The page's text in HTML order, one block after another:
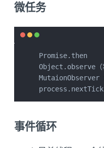
微任务
Promise.then
Object.observe（
MutaionObserver（
事件循环